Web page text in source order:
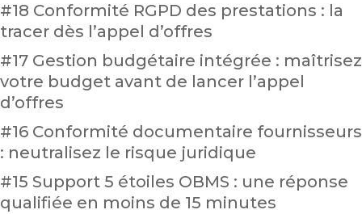
#18 Conformité RGPD des prestations : la
tracer dès l’appel d’offres
#17 Gestion budgétaire intégrée : maîtrisez
votre budget avant de lancer l’appel
d’offres
#16 Conformité documentaire fournisseurs
: neutralisez le risque juridique
#15 Support 5 étoiles OBMS : une réponse
qualifiée en moins de 15 minutes